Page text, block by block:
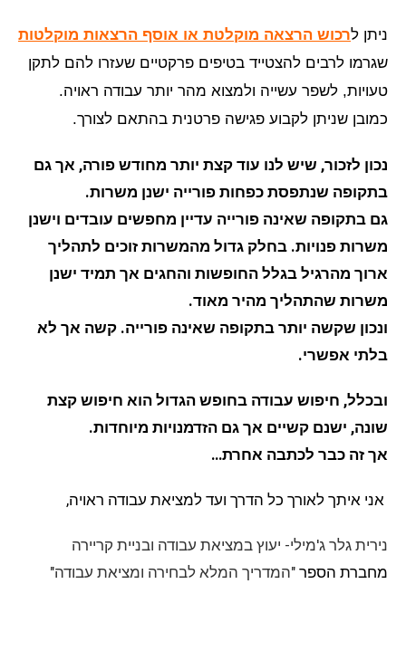
ניתן לרכוש הרצאה מוקלטת או אוסף הרצאות מוקלטות
שגרמו לרבים להצטייד בטיפים פרקטיים שעזרו להם לתקן
טעויות, לשפר עשייה ולמצוא מהר יותר עבודה ראויה.
כמובן שניתן לקבוע פגישה פרטנית בהתאם לצורך.
נכון לזכור, שיש לנו עוד קצת יותר מחודש פורה, אך גם
בתקופה שנתפסת כפחות פורייה ישנן משרות.
גם בתקופה שאינה פורייה עדיין מחפשים עובדים וישנן
משרות פנויות. בחלק גדול מהמשרות זוכים לתהליך
ארוך מהרגיל בגלל החופשות והחגים אך תמיד ישנן
משרות שהתהליך מהיר מאוד.
ונכון שקשה יותר בתקופה שאינה פורייה. קשה אך לא
בלתי אפשרי.
ובכלל, חיפוש עבודה בחופש הגדול הוא חיפוש קצת
שונה, ישנם קשיים אך גם הזדמנויות מיוחדות.
אך זה כבר לכתבה אחרת…
אני איתך לאורך כל הדרך ועד למציאת עבודה ראויה,
נירית גלר ג'מילי- יעוץ במציאת עבודה ובניית קריירה
מחברת הספר "המדריך המלא לבחירה ומציאת עבודה"